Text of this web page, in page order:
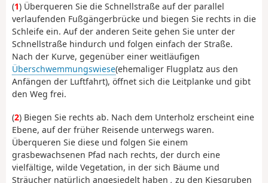
(1) Überqueren Sie die Schnellstraße auf der parallel
verlaufenden Fußgängerbrücke und biegen Sie rechts in die
Schleife ein. Auf der anderen Seite gehen Sie unter der
Schnellstraße hindurch und folgen einfach der Straße.
Nach der Kurve, gegenüber einer weitläufigen
Überschwemmungswiese(ehemaliger Flugplatz aus den
Anfängen der Luftfahrt), öffnet sich die Leitplanke und gibt
den Weg frei.
(2) Biegen Sie rechts ab. Nach dem Unterholz erscheint eine
Ebene, auf der früher Reisende unterwegs waren.
Überqueren Sie diese und folgen Sie einem
grasbewachsenen Pfad nach rechts, der durch eine
vielfältige, wilde Vegetation, in der sich Bäume und
Sträucher natürlich angesiedelt haben , zu den Kiesgruben